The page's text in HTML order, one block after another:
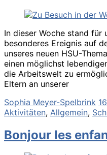
In dieser Woche stand für
besonderes Ereignis auf
unseres neuen HSU-
einen möglichst
die Arbeitswelt zu
Eltern an unserer
Sophia Meyer-Spelbrink
Aktivitäten, Allgemein,
Bonjour les